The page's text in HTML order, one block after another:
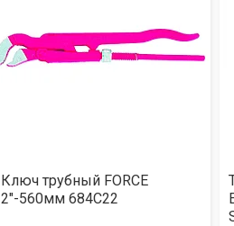
Ключ трубный FORCE
2"-560мм 684C22